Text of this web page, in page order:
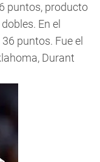
puntos, producto
En el
puntos. Fue el
Durant